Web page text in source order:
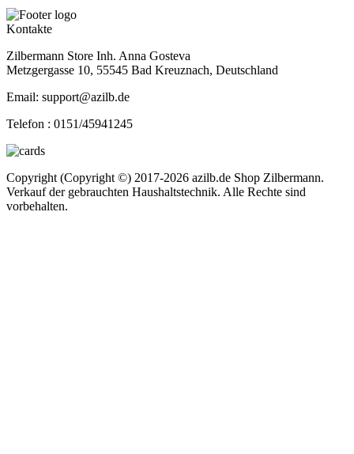
Kontakte
Zilbermann Store Inh. Anna Gosteva
Metzgergasse 10, 55545 Bad Kreuznach, Deutschland
Email: support@azilb.de
Telefon : 0151/45941245
Copyright (Copyright ©) 2017-2026 azilb.de Shop Zilbermann.
Verkauf der gebrauchten Haushaltstechnik. Alle Rechte sind
vorbehalten.